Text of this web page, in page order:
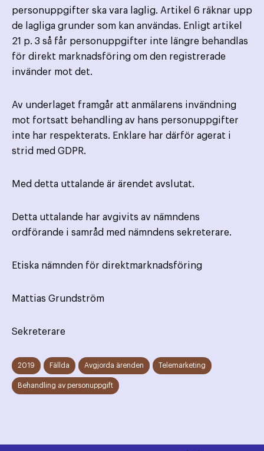
personuppgifter ska vara laglig. Artikel 6 räknar upp
de lagliga grunder som kan användas. Enligt artikel
21 p. 3 så får personuppgifter inte längre behandlas
för direkt marknadsföring om den registrerade
invänder mot det.
Av underlaget framgår att anmälarens invändning
mot fortsatt behandling av hans personuppgifter
inte har respekterats. Enklare har därför agerat i
strid med GDPR.
Med detta uttalande är ärendet avslutat.
Detta uttalande har avgivits av nämndens
ordförande i samråd med nämndens sekreterare.
Etiska nämnden för direktmarknadsföring
Mattias Grundström
Sekreterare
2019 Fällda Avgjorda ärenden Telemarketing
Behandling av personuppgift